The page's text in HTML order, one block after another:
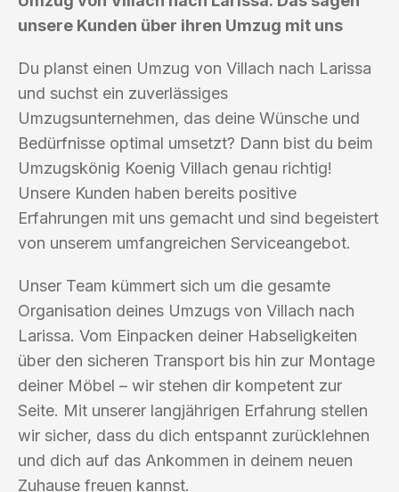
unsere Kunden über ihren Umzug mit uns
Du planst einen Umzug von Villach nach Larissa
und suchst ein zuverlässiges
Umzugsunternehmen, das deine Wünsche und
Bedürfnisse optimal umsetzt? Dann bist du beim
Umzugskönig Koenig Villach genau richtig!
Unsere Kunden haben bereits positive
Erfahrungen mit uns gemacht und sind begeistert
von unserem umfangreichen Serviceangebot.
Unser Team kümmert sich um die gesamte
Organisation deines Umzugs von Villach nach
Larissa. Vom Einpacken deiner Habseligkeiten
über den sicheren Transport bis hin zur Montage
deiner Möbel – wir stehen dir kompetent zur
Seite. Mit unserer langjährigen Erfahrung stellen
wir sicher, dass du dich entspannt zurücklehnen
und dich auf das Ankommen in deinem neuen
Zuhause freuen kannst.